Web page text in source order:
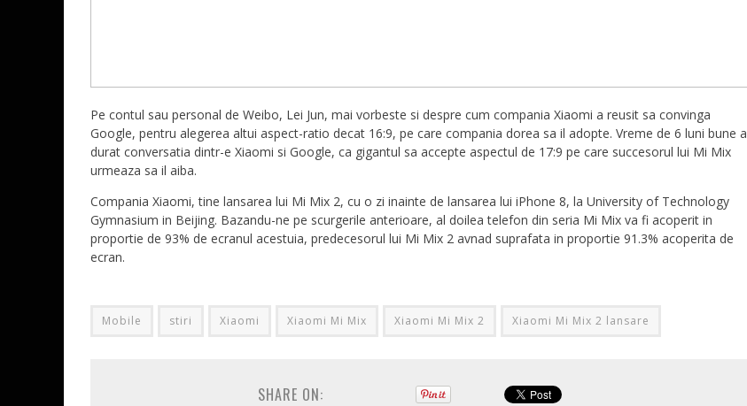
Pe contul sau personal de Weibo, Lei Jun, mai vorbeste si despre cum compania Xiaomi a reusit sa convinga
Google, pentru alegerea altui aspect-ratio decat 16:9, pe care compania dorea sa il adopte. Vreme de 6 luni bune a
durat conversatia dintr-e Xiaomi si Google, ca gigantul sa accepte aspectul de 17:9 pe care succesorul lui Mi Mix
urmeaza sa il aiba.
Compania Xiaomi, tine lansarea lui Mi Mix 2, cu o zi inainte de lansarea lui iPhone 8, la University of Technology
Gymnasium in Beijing. Bazandu-ne pe scurgerile anterioare, al doilea telefon din seria Mi Mix va fi acoperit in
proportie de 93% de ecranul acestuia, predecesorul lui Mi Mix 2 avnad suprafata in proportie 91.3% acoperita de
ecran.
Mobile stiri Xiaomi Xiaomi Mi Mix Xiaomi Mi Mix 2 Xiaomi Mi Mix 2 lansare
SHARE ON: